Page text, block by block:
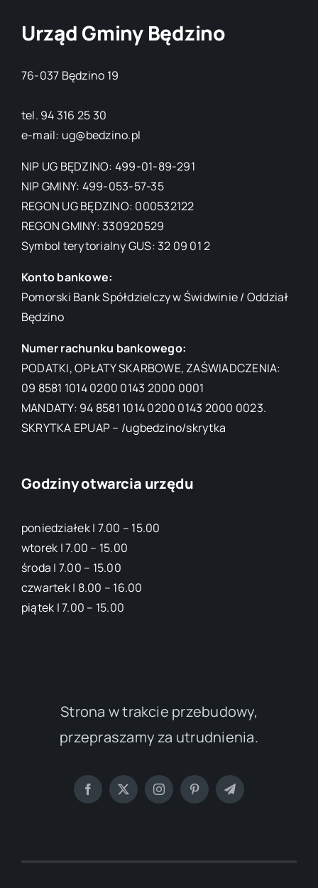
Urząd Gminy Będzino
76-037 Będzino 19
tel. 94 316 25 30
e-mail: ug@bedzino.pl
NIP UG BĘDZINO: 499-01-89-291
NIP GMINY: 499-053-57-35
REGON UG BĘDZINO: 000532122
REGON GMINY: 330920529
Symbol terytorialny GUS: 32 09 01 2
Konto bankowe:
Pomorski Bank Spółdzielczy w Świdwinie / Oddział
Będzino
Numer rachunku bankowego:
PODATKI, OPŁATY SKARBOWE, ZAŚWIADCZENIA:
09 8581 1014 0200 0143 2000 0001
MANDATY: 94 8581 1014 0200 0143 2000 0023.
SKRYTKA EPUAP – /ugbedzino/skrytka
Godziny otwarcia urzędu
poniedziałek | 7.00 – 15.00
wtorek | 7.00 – 15.00
środa | 7.00 – 15.00
czwartek | 8.00 – 16.00
piątek | 7.00 – 15.00
Strona w trakcie przebudowy,
przepraszamy za utrudnienia.